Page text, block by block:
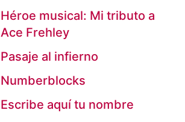
Héroe musical: Mi tributo a
Ace Frehley
Pasaje al infierno
Numberblocks
Escribe aquí tu nombre